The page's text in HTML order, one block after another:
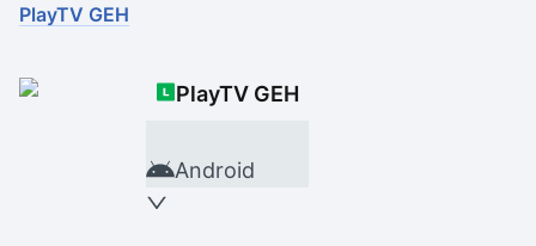
PlayTV GEH
PlayTV GEH
Android